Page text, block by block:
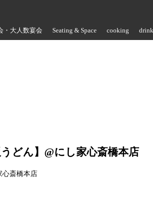
・大人数宴会 Seating & Space cooking drink
どん】@にし家心斎橋本店
心斎橋本店